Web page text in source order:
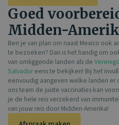
Goed
Midden-
Ben je van plan om naast Mexico ook
te bezoeken? Dan is het handig om
van omliggende landen als de
Salvadoreens te bekijken! Bij het
eenvoudig aangeven welke landen er
ons team de juiste vaccinaties kan
je de hele reis verzekerd van
van jouw reis door Midden-Amerika!